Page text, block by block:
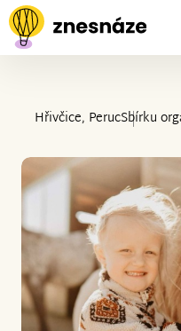
Hřivčice, PerucSbírku